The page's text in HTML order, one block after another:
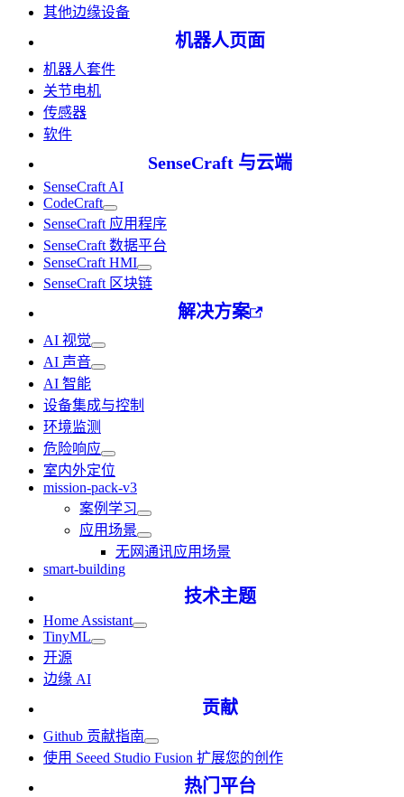
其他边缘设备
机器人页面
机器人套件
关节电机
传感器
软件
SenseCraft 与云端
SenseCraft AI
CodeCraft
SenseCraft 应用程序
SenseCraft 数据平台
SenseCraft HMI
SenseCraft 区块链
解决方案
AI 视觉
AI 声音
AI 智能
设备集成与控制
环境监测
危险响应
室内外定位
mission-pack-v3
案例学习
应用场景
无网通讯应用场景
smart-building
技术主题
Home Assistant
TinyML
开源
边缘 AI
贡献
Github 贡献指南
使用 Seeed Studio Fusion 扩展您的创作
热门平台